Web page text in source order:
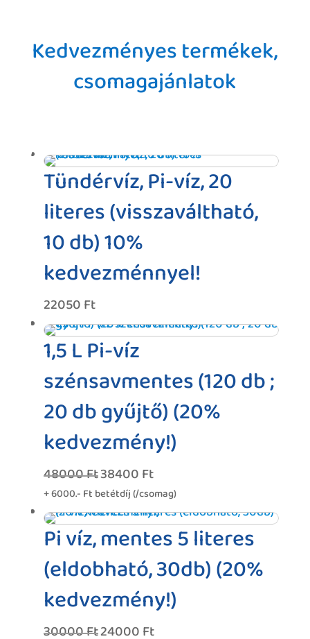
Kedvezményes termékek,
csomagajánlatok
Tündérvíz, Pi-víz, 20
literes (visszaváltható,
10 db) 10%
kedvezménnyel!
22050Ft
1,5 L Pi-víz
szénsavmentes (120 db ;
20 db gyűjtő) (20%
kedvezmény!)
48000FtOriginal
price
was:
48000 Ft.
38400FtCurrent
price
is:
38400 Ft.
+ 6000.- Ft betétdíj (/csomag)
Pi víz, mentes 5 literes
(eldobható, 30db) (20%
kedvezmény!)
30000FtOriginal
24000FtCurrent